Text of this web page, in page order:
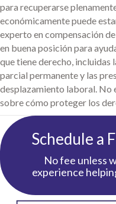
para recuperarse
económicamente puede
experto en compensación
en buena posición para
que tiene derecho, incluidas
parcial permanente y las
desplazamiento laboral. No
sobre cómo proteger los
Schedule a
No fee unless
experience